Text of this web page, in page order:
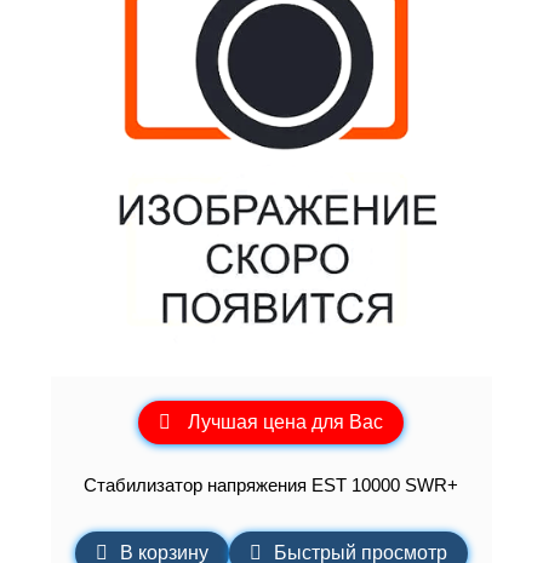
Лучшая цена для Вас
Стабилизатор напряжения EST 10000 SWR+
В корзину Быстрый просмотр